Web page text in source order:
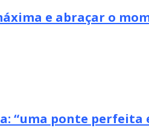
e abraçar o
“uma ponte